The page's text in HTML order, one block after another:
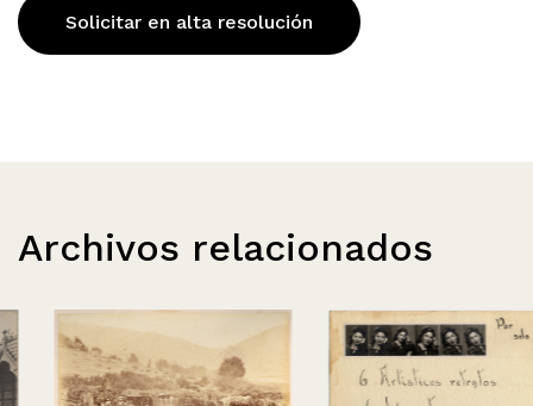
Solicitar en alta resolución
Archivos relacionados